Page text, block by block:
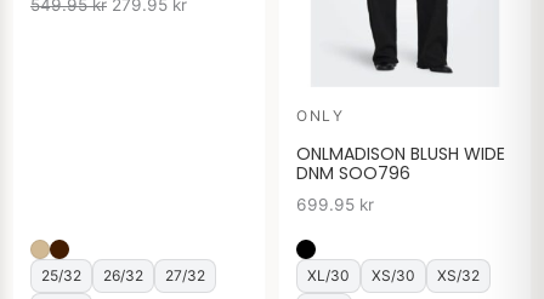
549.95kr 279.95 kr
25/32 26/32
27/32
ONLY
ONLMADISON BLUSH WIDE
DNM SOO796
699.95 kr
XL/30 XS/30
XS/32